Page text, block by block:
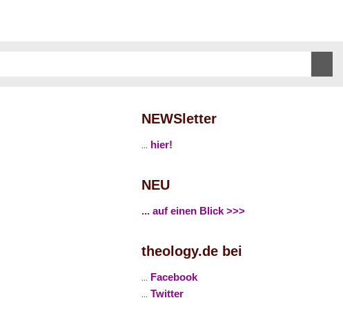
NEWSletter
... hier!
NEU
... auf einen Blick >>>
theology.de bei
... Facebook
... Twitter